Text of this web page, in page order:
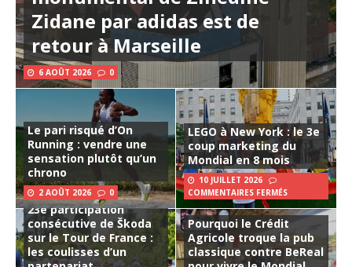
Zidane par adidas est de
retour à Marseille
6 AOÛT 2026 0
Le pari risqué d’On
Running : vendre une
sensation plutôt qu’un
chrono
2 AOÛT 2026 0
LEGO à New York : le 3e
coup marketing du
Mondial en 8 mois
10 JUILLET 2026
COMMENTAIRES FERMÉS
23e participation
consécutive de Škoda
sur le Tour de France :
les coulisses d’un
Pourquoi le Crédit
Agricole troque la pub
classique contre BeReal